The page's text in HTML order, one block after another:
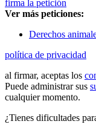
firma la petición
Ver más peticiones:
Derechos
política de privacidad
al firmar, aceptas los
Puede administrar sus
cualquier momento.
¿Tienes dificultades